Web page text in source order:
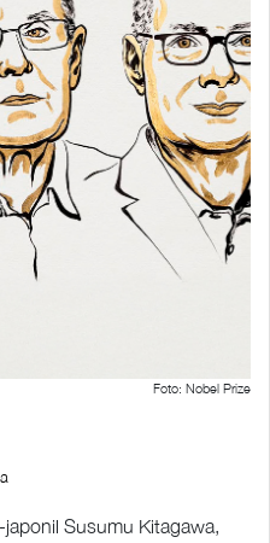
Foto: Nobel Prize
japonil Susumu Kitagawa,